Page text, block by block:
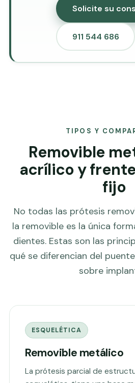
Solicite su
911 544 686
TIPOS Y
Removible
acrílico y
fijo
No todas las prótesis
la removible es la única
dientes. Estas son las
qué se diferencian del
sobre
ESQUELÉTICA
Removible metálico
La prótesis parcial de